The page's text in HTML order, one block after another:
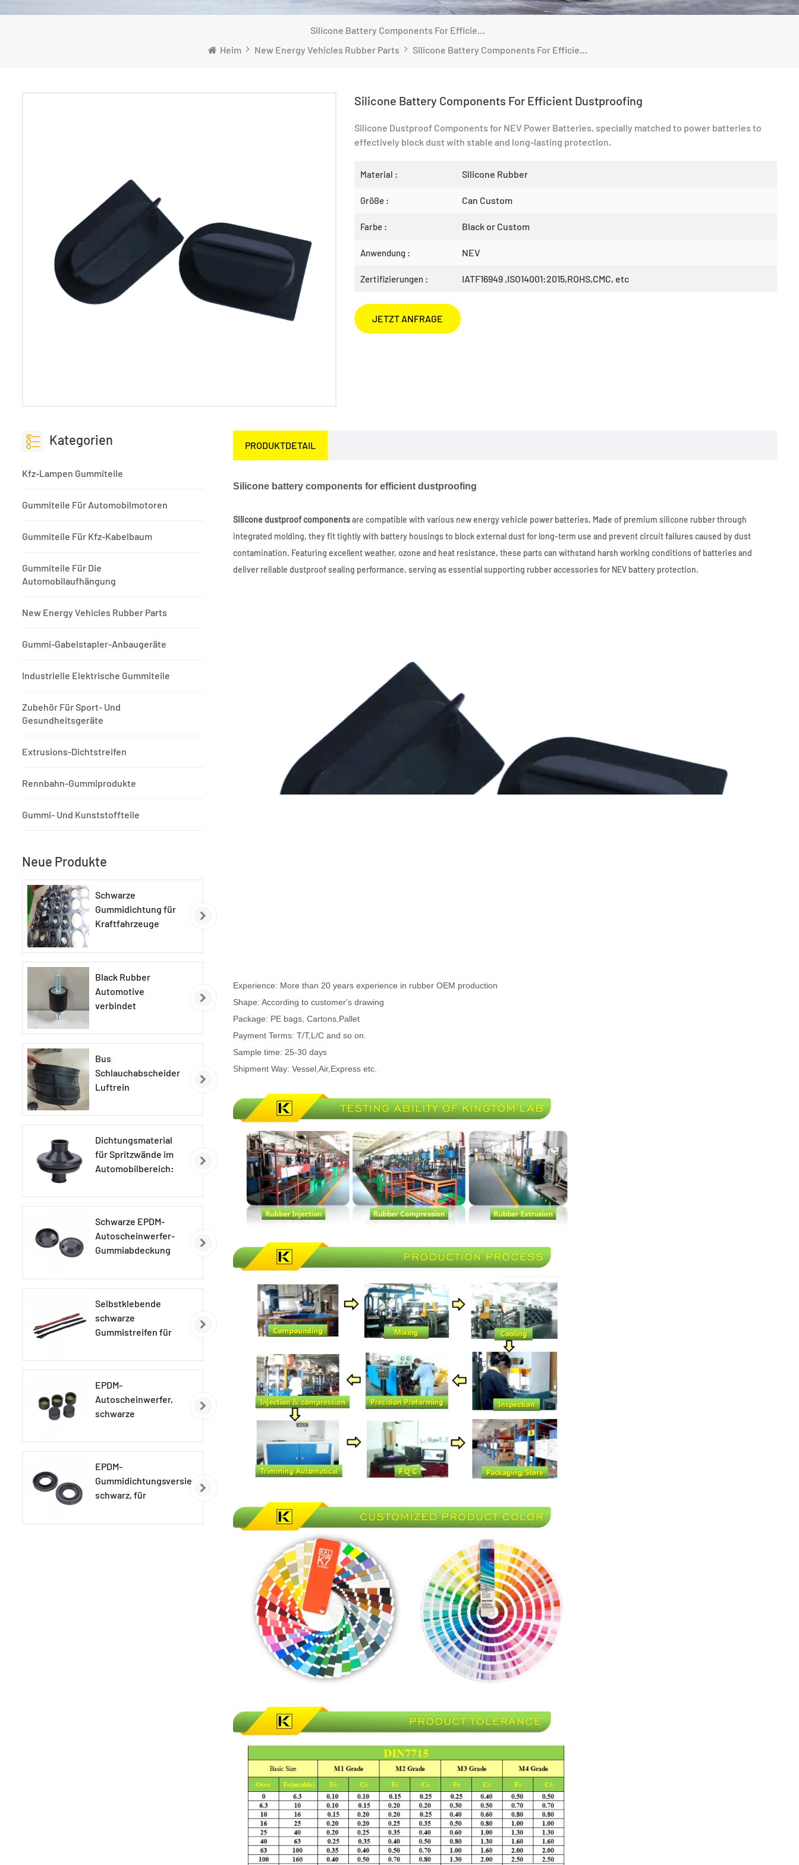
Silicone Battery Components For Efficient Dustproofing
Heim
New Energy Vehicles Rubber Parts Silicone Battery Components For Efficient Dustproofing
Silicone Battery Components For Efficient Dustproofing
Silicone Dustproof Components for NEV Power Batteries, specially matched to power batteries to
effectively block dust with stable and long-lasting protection.
Material : Silicone Rubber
Größe : Can Custom
Farbe : Black or Custom
Anwendung : NEV
Zertifizierungen : IATF16949 ,ISO14001:2015,ROHS,CMC, etc
JETZT ANFRAGE
PRODUKTDETAIL
Silicone battery components for efficient dustproofing
Silicone dustproof componentsare compatible with various new energy vehicle power batteries. Made of premium silicone rubber through
integrated molding, they fit tightly with battery housings to block external dust for long-term use and prevent circuit failures caused by dust
contamination. Featuring excellent weather, ozone and heat resistance, these parts can withstand harsh working conditions of batteries and
deliver reliable dustproof sealing performance, serving as essential supporting rubber accessories for NEV battery protection.
Experience: More than 20 years experience in rubber OEM production
Shape: According to customer's drawing
Package: PE bags, Cartons,Pallet
Payment Terms: T/T,L/C and so on.
Sample time: 25-30 days
Shipment Way: Vessel,Air,Express etc.
Kategorien
Kfz-Lampen Gummiteile
Gummiteile Für Automobilmotoren
Gummiteile Für Kfz-Kabelbaum
Gummiteile Für Die
Automobilaufhängung
New Energy Vehicles Rubber Parts
Gummi-Gabelstapler-Anbaugeräte
Industrielle Elektrische Gummiteile
Zubehör Für Sport- Und
Gesundheitsgeräte
Extrusions-Dichtstreifen
Rennbahn-Gummiprodukte
Gummi- Und Kunststoffteile
Neue Produkte
Schwarze
Gummidichtung für
Kraftfahrzeuge
Black Rubber
Automotive
verbindet
Bus
Schlauchabscheider
Luftrein
Dichtungsmaterial
für Spritzwände im
Automobilbereich:
Gummidichtungen
Schwarze EPDM-
Autoscheinwerfer-
Gummiabdeckung
Selbstklebende
schwarze
Gummistreifen für
EPDM-
Autoscheinwerfer,
schwarze
EPDM-
Gummidichtungsversiegelung,
schwarz, für